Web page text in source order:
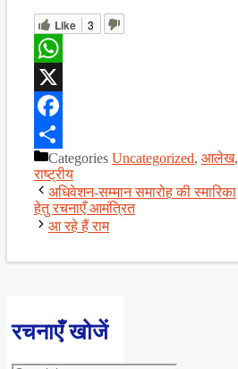
Like 3
WhatsApp
X
Facebook
ShareCategories Uncategorized, आलेख,
राष्ट्रीय
अधिवेशन-सम्मान समारोह की स्मारिका
हेतु रचनाएँ आमंत्रित
आ रहे हैं राम
रचनाएँ खोजें